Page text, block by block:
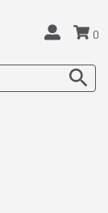
0